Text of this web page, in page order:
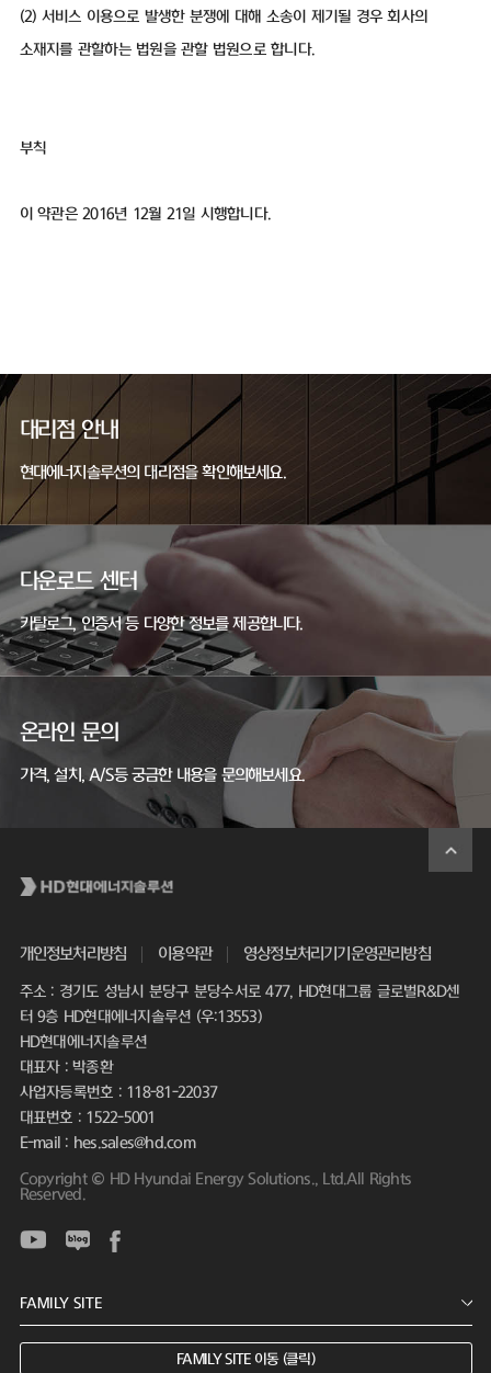
(2) 서비스 이용으로 발생한 분쟁에 대해 소송이 제기될 경우 회사의
소재지를 관할하는 법원을 관할 법원으로 합니다.
부칙
이 약관은 2016년 12월 21일 시행합니다.
대리점 안내
현대에너지솔루션의 대리점을 확인해보세요.
다운로드 센터
카탈로그, 인증서 등 다양한 정보를 제공합니다.
온라인 문의
가격, 설치, A/S등 궁금한 내용을 문의해보세요.
개인정보처리방침 이용약관 영상정보처리기기운영관리방침
주소 : 경기도 성남시 분당구 분당수서로 477, HD현대그룹 글로벌R&D센
터 9층 HD현대에너지솔루션 (우:13553)
HD현대에너지솔루션
대표자 : 박종환
사업자등록번호 : 118-81-22037
대표번호 : 1522-5001
E-mail : hes.sales@hd.com
Copyright © HD Hyundai Energy Solutions., Ltd.All Rights
Reserved.
FAMILY SITE 이동 (클릭)